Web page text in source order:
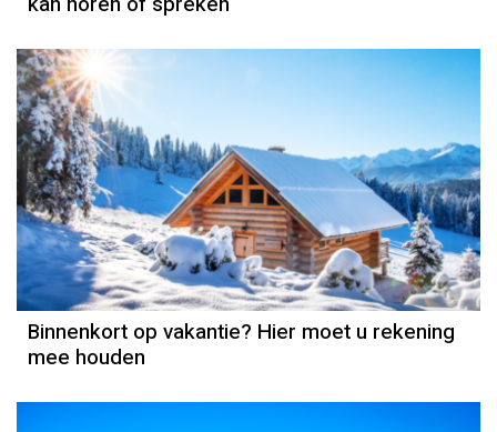
Binnenkort op vakantie? Hier moet u rekening
mee houden